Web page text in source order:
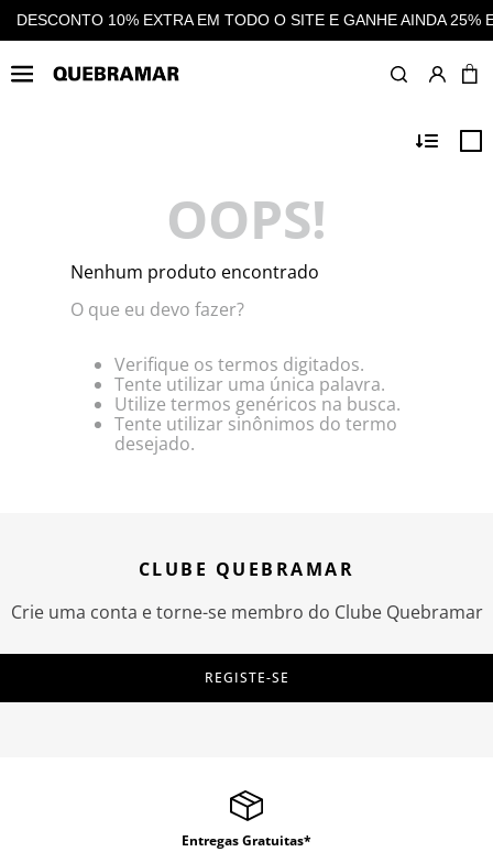
O SITE E GANHE AINDA 25% EM CASHBACK EM TODAS AS
OOPS!
Nenhum produto encontrado
O que eu devo fazer?
Verifique os termos digitados.
Tente utilizar uma única palavra.
Utilize termos genéricos na busca.
Tente utilizar sinônimos do termo
desejado.
CLUBE QUEBRAMAR
Crie uma conta e torne-se membro do Clube Quebramar
REGISTE-SE
Entregas Gratuitas*